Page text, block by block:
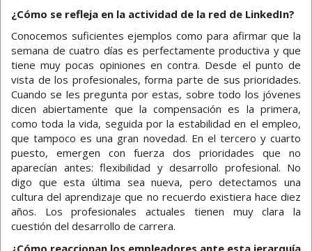
¿Cómo se refleja en la actividad de la red de LinkedIn?
Conocemos suficientes ejemplos como para afirmar que la
semana de cuatro días es perfectamente productiva y que
tiene muy pocas opiniones en contra. Desde el punto de
vista de los profesionales, forma parte de sus prioridades.
Cuando se les pregunta por estas, sobre todo los jóvenes
dicen abiertamente que la compensación es la primera,
como toda la vida, seguida por la estabilidad en el empleo,
que tampoco es una gran novedad. En el tercero y cuarto
puesto, emergen con fuerza dos prioridades que no
aparecían antes: flexibilidad y desarrollo profesional. No
digo que esta última sea nueva, pero detectamos una
cultura del aprendizaje que no recuerdo existiera hace diez
años. Los profesionales actuales tienen muy clara la
cuestión del desarrollo de carrera.
¿Cómo reaccionan los empleadores ante esta jerarquía